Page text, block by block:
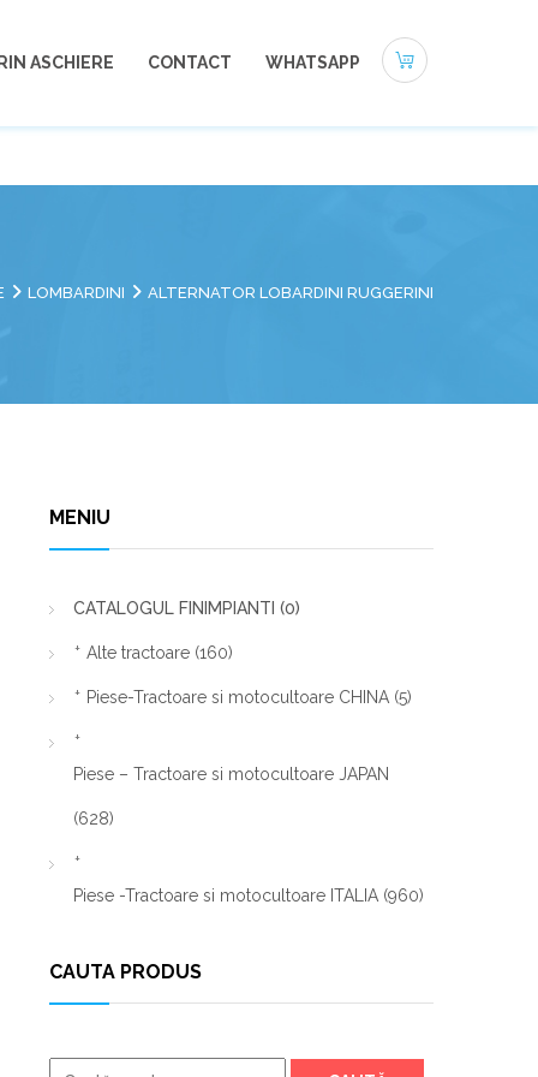
ASCHIERE CONTACT WHATSAPP
LOMBARDINI ALTERNATOR LOBARDINI RUGGERINI
MENIU
CATALOGUL FINIMPIANTI (0)
Alte tractoare (160)
Piese-Tractoare si motocultoare CHINA (5)
Piese – Tractoare si motocultoare JAPAN
(628)
Piese -Tractoare si motocultoare ITALIA (960)
CAUTA PRODUS
Caută